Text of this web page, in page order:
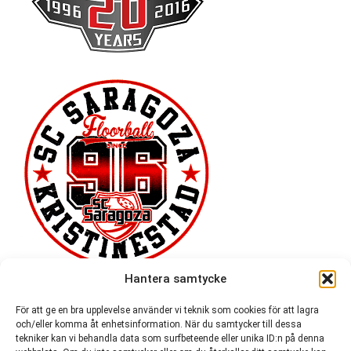
Hantera samtycke
För att ge en bra upplevelse använder vi teknik som cookies för att lagra
och/eller komma åt enhetsinformation. När du samtycker till dessa
tekniker kan vi behandla data som surfbeteende eller unika ID:n på denna